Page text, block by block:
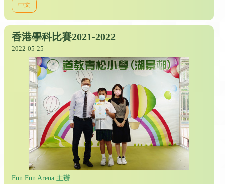
中文
香港學科比賽2021-2022
2022-05-25
Fun Fun Arena 主辦